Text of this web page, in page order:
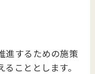
進するための施策
こととします。